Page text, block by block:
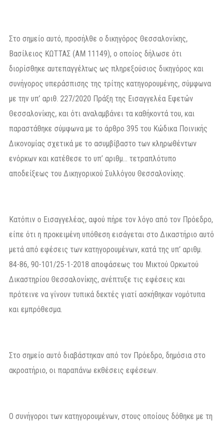
Στο σημείο αυτό, προσήλθε ο δικηγόρος Θεσσαλονίκης,
Βασίλειος ΚΩΤΤΑΣ (ΑΜ 11149), ο οποίος δήλωσε ότι
διορίσθηκε αυτεπαγγέλτως ως πληρεξούσιος δικηγόρος και
συνήγορος υπεράσπισης της τρίτης κατηγορουμένης, σύμφωνα
με την υπ’ αριθ. 227/2020 Πράξη της Εισαγγελέα Εφετών
Θεσσαλονίκης, και ότι αναλαμβάνει τα καθήκοντά του, και
παραστάθηκε σύμφωνα με το άρθρο 395 του Κώδικα Ποινικής
Δικονομίας σχετικά με το ασυμβίβαστο των κληρωθέντων
ενόρκων και κατέθεσε το υπ’ αριθμ… τετραπλότυπο
αποδείξεως του Δικηγορικού Συλλόγου Θεσσαλονίκης.
Κατόπιν ο Εισαγγελέας, αφού πήρε τον λόγο από τον Πρόεδρο,
είπε ότι η προκειμένη υπόθεση εισάγεται στο Δικαστήριο αυτό
μετά από εφέσεις των κατηγορουμένων, κατά της υπ’ αριθμ.
84-86, 90-101/25-1-2018 αποφάσεως του Μικτού Ορκωτού
Δικαστηρίου Θεσσαλονίκης, ανέπτυξε τις εφέσεις και
πρότεινε να γίνουν τυπικά δεκτές γιατί ασκήθηκαν νομότυπα
και εμπρόθεσμα.
Στο σημείο αυτό διαβάστηκαν από τον Πρόεδρο, δημόσια στο
ακροατήριο, οι παραπάνω εκθέσεις εφέσεων.
Ο συνήγοροι των κατηγορουμένων, στους οποίους δόθηκε με τη